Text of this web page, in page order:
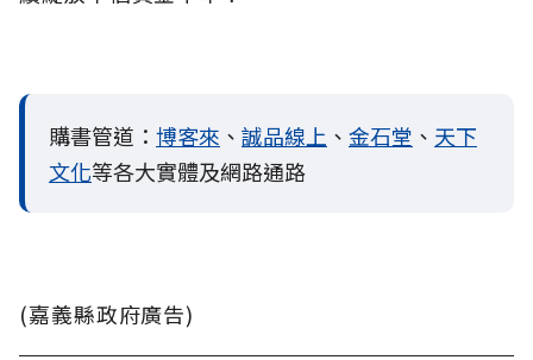
購書管道： 博客來 、 誠品線上 、 金石堂 、 天下
文化等各大實體及網路通路
(嘉義縣政府廣告)